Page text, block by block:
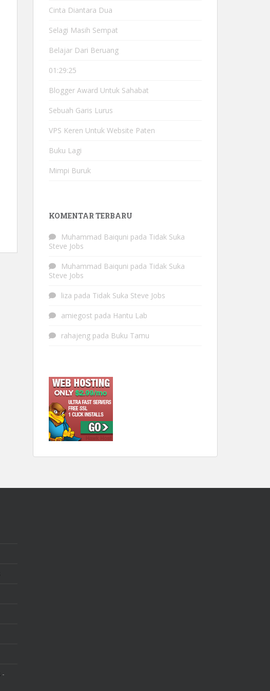
Cinta Diantara Dua
Selagi Masih Sempat
Belajar Dari Beruang
01:29:25
Blogger Award Untuk Sahabat
Sebuah Garis Lurus
VPS Keren Untuk Website Paten
Buku Lagi
Mimpi Buruk
KOMENTAR TERBARU
Muhammad Baiquni pada Tidak Suka
Steve Jobs
Muhammad Baiquni pada Tidak Suka
Steve Jobs
liza pada Tidak Suka Steve Jobs
amiegost pada Hantu Lab
rahajeng pada Buku Tamu
-